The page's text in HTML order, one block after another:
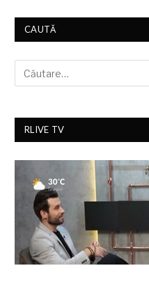
CAUTĂ
RLIVE TV